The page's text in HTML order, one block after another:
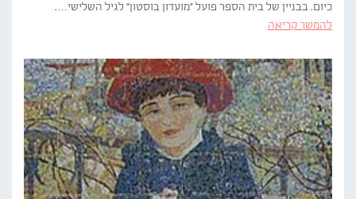
כיום. בבניין של בית הספר פועל "מועדון בוסטון" לגיל השלישי….
להמשך קריאה